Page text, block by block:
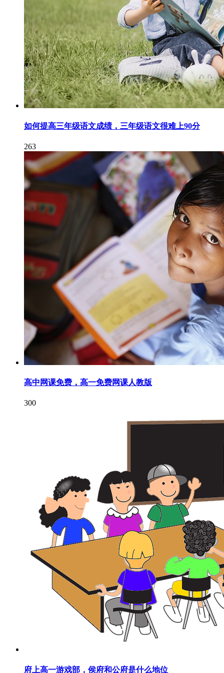
如何提高三年级语文成绩，三年级语文很难上90分
263
高中网课免费，高一免费网课人教版
300
府上高一游戏部，侯府和公府是什么地位